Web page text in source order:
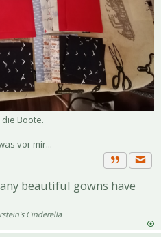
Boote.
vor mir...
Zitat
beautiful gowns have
Cinderella